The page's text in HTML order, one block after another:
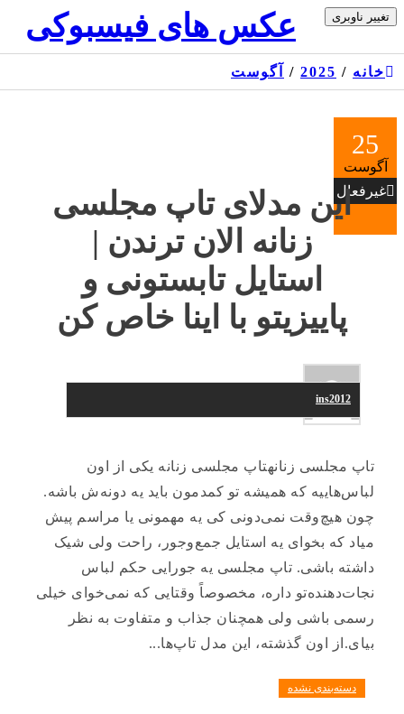
Skip
to
content
تغییر ناوبری عکس های فیسبوکی
خانه/
2025
/آگوست
25
آگوست
غیرفعالاین مدلای تاپ مجلسی
زنانه الان ترندن |
استایل تابستونی و
پاییزیتو با اینا خاص کن
ins2012
تاپ مجلسی زنانهتاپ مجلسی زنانه یکی از اون
لباس‌هاییه که همیشه تو کمدمون باید یه دونه‌ش باشه.
چون هیچ‌وقت نمی‌دونی کی یه مهمونی یا مراسم پیش
میاد که بخوای یه استایل جمع‌وجور، راحت ولی شیک
داشته باشی. تاپ مجلسی یه جورایی حکم لباس
نجات‌دهنده‌تو داره، مخصوصاً وقتایی که نمی‌خوای خیلی
رسمی باشی ولی همچنان جذاب و متفاوت به نظر
بیای.از اون گذشته، این مدل تاپ‌ها...
دسته‌بندی نشده